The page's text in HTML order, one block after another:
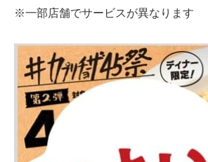
※一部店舗でサービスが異なります